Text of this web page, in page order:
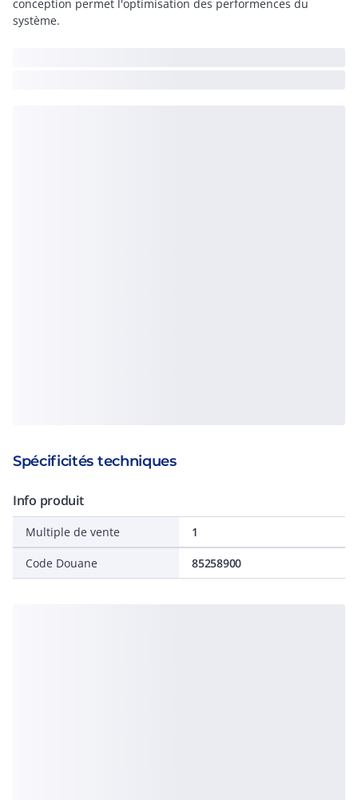
conception permet l'optimisation des performences du
système.
Spécificités techniques
Info produit
Multiple de vente 1
Code Douane 85258900